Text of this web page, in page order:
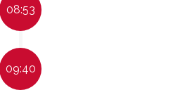
08:53
09:40